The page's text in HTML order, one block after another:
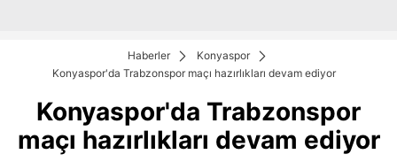
Haberler
Konyaspor
Konyaspor'da Trabzonspor maçı hazırlıkları devam ediyor
Konyaspor'da Trabzonspor
maçı hazırlıkları devam ediyor